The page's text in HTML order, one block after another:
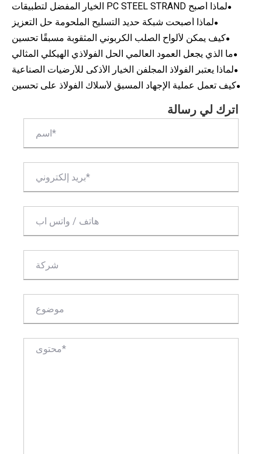
لماذا أصبح PC STEEL STRAND الخيار المفضل لتطبيقات
الخرسانة سابقة الإجهاد الحديثة
لماذا أصبحت شبكة حديد التسليح الملحومة حل التعزيز
المفضل لمشاريع البناء الحديثة
كيف يمكن لألواح الصلب الكربوني المثقوبة مسبقًا تحسين
الكفاءة والدقة في المشاريع الصناعية الحديثة
ما الذي يجعل العمود العالمي الحل الفولاذي الهيكلي المثالي
لمشاريع البناء الحديثة
لماذا يعتبر الفولاذ المجلفن الخيار الأذكى للأرضيات الصناعية
ومشاريع البنية التحتية
كيف تعمل عملية الإجهاد المسبق لأسلاك الفولاذ على تحسين
اترك لي رسالة